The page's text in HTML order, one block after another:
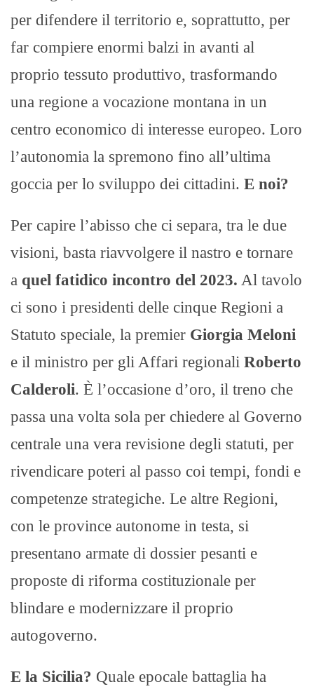
per difendere il territorio e, soprattutto, per
far compiere enormi balzi in avanti al
proprio tessuto produttivo, trasformando
una regione a vocazione montana in un
centro economico di interesse europeo. Loro
l’autonomia la spremono fino all’ultima
goccia per lo sviluppo dei cittadini. E noi?
Per capire l’abisso che ci separa, tra le due
visioni, basta riavvolgere il nastro e tornare
a quel fatidico incontro del 2023. Al tavolo
ci sono i presidenti delle cinque Regioni a
Statuto speciale, la premier Giorgia Meloni
e il ministro per gli Affari regionali Roberto
Calderoli. È l’occasione d’oro, il treno che
passa una volta sola per chiedere al Governo
centrale una vera revisione degli statuti, per
rivendicare poteri al passo coi tempi, fondi e
competenze strategiche. Le altre Regioni,
con le province autonome in testa, si
presentano armate di dossier pesanti e
proposte di riforma costituzionale per
blindare e modernizzare il proprio
autogoverno.
E la Sicilia? Quale epocale battaglia ha